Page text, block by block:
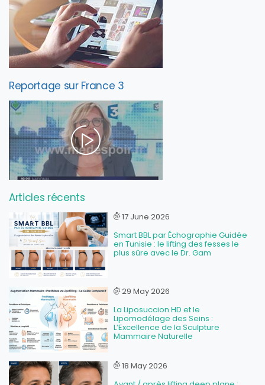
Reportage sur France 3
Articles récents
17 June 2026
Smart BBL par Échographie Guidée
en Tunisie : le lifting des fesses le
plus sûre avec le Dr. Gam
29 May 2026
La Liposuccion HD et le
Lipomodélage des Seins :
L’Excellence de la Sculpture
Mammaire Naturelle
18 May 2026